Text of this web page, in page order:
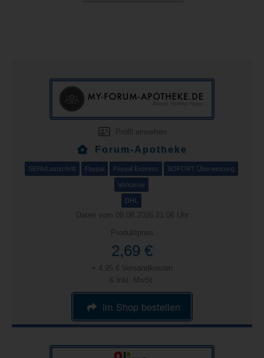
Profil einsehen
Forum-Apotheke
SEPA/Lastschrift Paypal Paypal Express SOFORT Überweisung
Vorkasse
DHL
Daten vom 08.08.2026 21:06 Uhr
Produktpreis
2,69 €
+ 4,95 € Versandkosten
& inkl. MwSt.
im Shop bestellen